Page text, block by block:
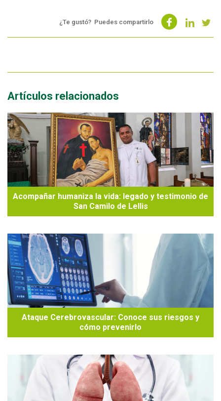
¿Te gustó? Puedes compartirlo
Artículos relacionados
Acompañar humaniza la vida: legado y testimonio de
San Camilo de Lellis
Ataque Cerebrovascular: Conoce sus riesgos y
cómo prevenirlo